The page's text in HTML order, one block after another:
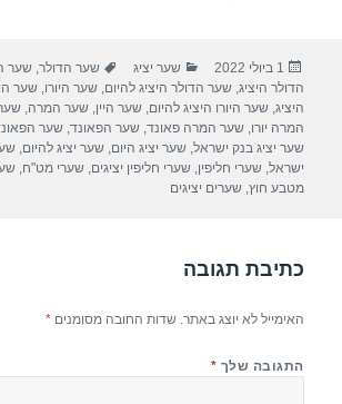
e
b
o
o
er
e
פורסם
בתאריך
1 ביולי 2022 קטגוריות
שער יציג תגיות
שער הדולר,שער
הדולר היציג,שער הדולר היציג להיום,שער היורו,שער
היציג,שער היורו היציג להיום,שער היין,שער המרה,
המרה יורו,שער המרה פאונד,שער הפאונד,שער
שער יציג בנק ישראל,שער יציג היום,שער יציג להיום,
ישראל,שערי חליפין,שערי חליפין יציגים,שערי מט"ח,
מטבע חוץ,שערים יציגים
כתיבת תגובה
האימייל לא יוצג באתר. שדות החובה מסומנים*
התגובה שלך *